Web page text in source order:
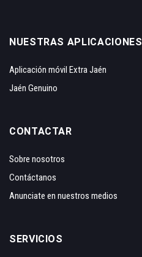
NUESTRAS APLICACIONES
Aplicación móvil Extra Jaén
Jaén Genuino
CONTACTAR
Sobre nosotros
Contáctanos
Anunciate en nuestros medios
SERVICIOS